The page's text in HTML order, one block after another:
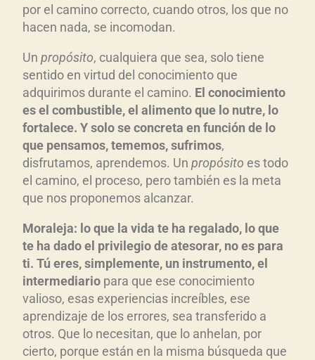
por el camino correcto, cuando otros, los que no
hacen nada, se incomodan.
Un propósito, cualquiera que sea, solo tiene
sentido en virtud del conocimiento que
adquirimos durante el camino. El conocimiento
es el combustible, el alimento que lo nutre, lo
fortalece. Y solo se concreta en función de lo
que pensamos, tememos, sufrimos,
disfrutamos, aprendemos. Un propósito es todo
el camino, el proceso, pero también es la meta
que nos proponemos alcanzar.
Moraleja: lo que la vida te ha regalado, lo que
te ha dado el privilegio de atesorar, no es para
ti. Tú eres, simplemente, un instrumento, el
intermediario para que ese conocimiento
valioso, esas experiencias increíbles, ese
aprendizaje de los errores, sea transferido a
otros. Que lo necesitan, que lo anhelan, por
cierto, porque están en la misma búsqueda que